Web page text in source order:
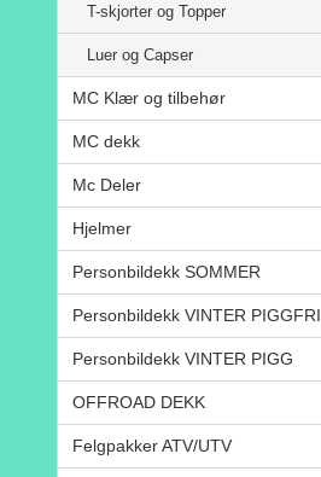
T-skjorter og Topper
Luer og Capser
MC Klær og tilbehør
MC dekk
Mc Deler
Hjelmer
Personbildekk SOMMER
Personbildekk VINTER PIGGFRI
Personbildekk VINTER PIGG
OFFROAD DEKK
Felgpakker ATV/UTV